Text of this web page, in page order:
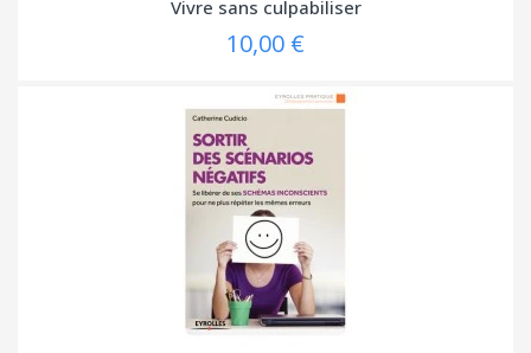
Vivre sans culpabiliser
10,00 €